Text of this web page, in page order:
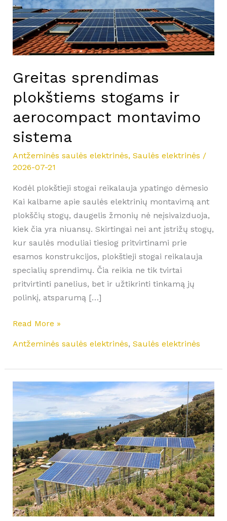
Greitas sprendimas
plokštiems stogams ir
aerocompact montavimo
sistema
Antžeminės saulės elektrinės, Saulės elektrinės /
2026-07-21
Kodėl plokštieji stogai reikalauja ypatingo dėmesio
Kai kalbame apie saulės elektrinių montavimą ant
plokščių stogų, daugelis žmonių nė neįsivaizduoja,
kiek čia yra niuansų. Skirtingai nei ant įstrižų stogų,
kur saulės moduliai tiesiog pritvirtinami prie
esamos konstrukcijos, plokštieji stogai reikalauja
specialių sprendimų. Čia reikia ne tik tvirtai
pritvirtinti panelius, bet ir užtikrinti tinkamą jų
polinkį, atsparumą […]
ir
aerocompact
montavimo
sistema
Read More »
Antžeminės saulės elektrinės, Saulės elektrinės
Investicijos
atsipirkimo
skaičiavimai
100
kW
saulės
elektrinei
pramonei